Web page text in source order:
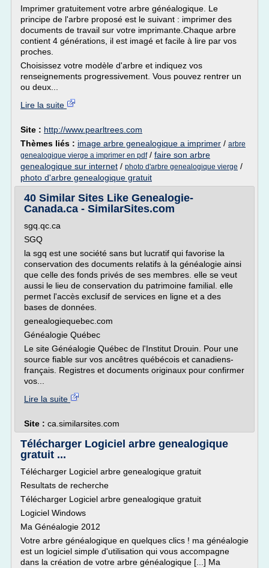
Imprimer gratuitement votre arbre généalogique. Le
principe de l'arbre proposé est le suivant : imprimer des
documents de travail sur votre imprimante.Chaque arbre
contient 4 générations, il est imagé et facile à lire par vos
proches.
Choisissez votre modèle d'arbre et indiquez vos
renseignements progressivement. Vous pouvez rentrer un
ou deux...
Lire la suite
Site : http://www.pearltrees.com
Thèmes liés : image arbre genealogique a imprimer / arbre
genealogique vierge a imprimer en pdf/ faire son arbre
genealogique sur internet / photo d'arbre genealogique vierge /
photo d'arbre genealogique gratuit
40 Similar Sites Like Genealogie-
Canada.ca - SimilarSites.com
sgq.qc.ca
SGQ
la sgq est une société sans but lucratif qui favorise la
conservation des documents relatifs à la généalogie ainsi
que celle des fonds privés de ses membres. elle se veut
aussi le lieu de conservation du patrimoine familial. elle
permet l'accès exclusif de services en ligne et a des
bases de données.
genealogiequebec.com
Généalogie Québec
Le site Généalogie Québec de l'Institut Drouin. Pour une
source fiable sur vos ancêtres québécois et canadiens-
français. Registres et documents originaux pour confirmer
vos...
Lire la suite
Site : ca.similarsites.com
Télécharger Logiciel arbre genealogique
gratuit ...
Télécharger Logiciel arbre genealogique gratuit
Resultats de recherche
Télécharger Logiciel arbre genealogique gratuit
Logiciel Windows
Ma Généalogie 2012
Votre arbre généalogique en quelques clics ! ma généalogie
est un logiciel simple d'utilisation qui vous accompagne
dans la création de votre arbre généalogique [...] Ma